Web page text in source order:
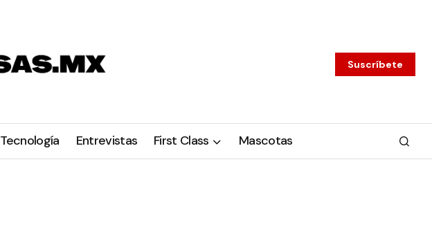
Suscríbete
Tecnología Entrevistas First Class Mascotas